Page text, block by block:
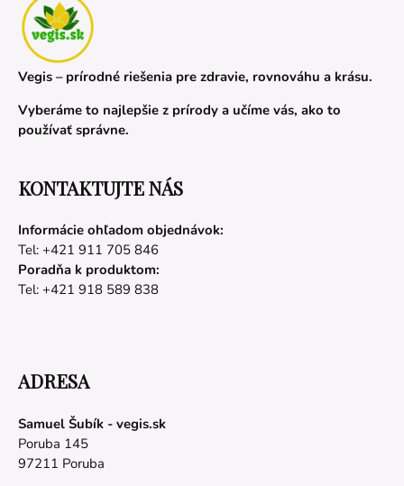
Vegis – prírodné riešenia pre zdravie, rovnováhu a krásu.
Vyberáme to najlepšie z prírody a učíme vás, ako to
používať správne.
KONTAKTUJTE NÁS
Informácie ohľadom objednávok:
Tel: +421 911 705 846
Poradňa k produktom:
Tel: +421 918 589 838
ADRESA
Samuel Šubík - vegis.sk
Poruba 145
97211 Poruba